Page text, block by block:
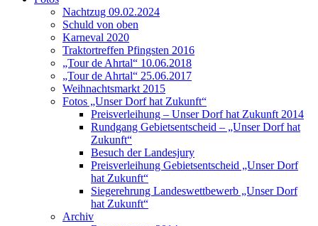
Nachtzug 09.02.2024
Schuld von oben
Karneval 2020
Traktortreffen Pfingsten 2016
„Tour de Ahrtal“ 10.06.2018
„Tour de Ahrtal“ 25.06.2017
Weihnachtsmarkt 2015
Fotos „Unser Dorf hat Zukunft“
Preisverleihung – Unser Dorf hat Zukunft 2014
Rundgang Gebietsentscheid – „Unser Dorf hat
Zukunft“
Besuch der Landesjury
Preisverleihung Gebietsentscheid „Unser Dorf
hat Zukunft“
Siegerehrung Landeswettbewerb „Unser Dorf
hat Zukunft“
Archiv